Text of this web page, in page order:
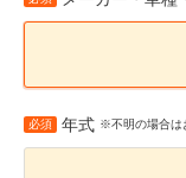
必須 年式 ※不明の場合は